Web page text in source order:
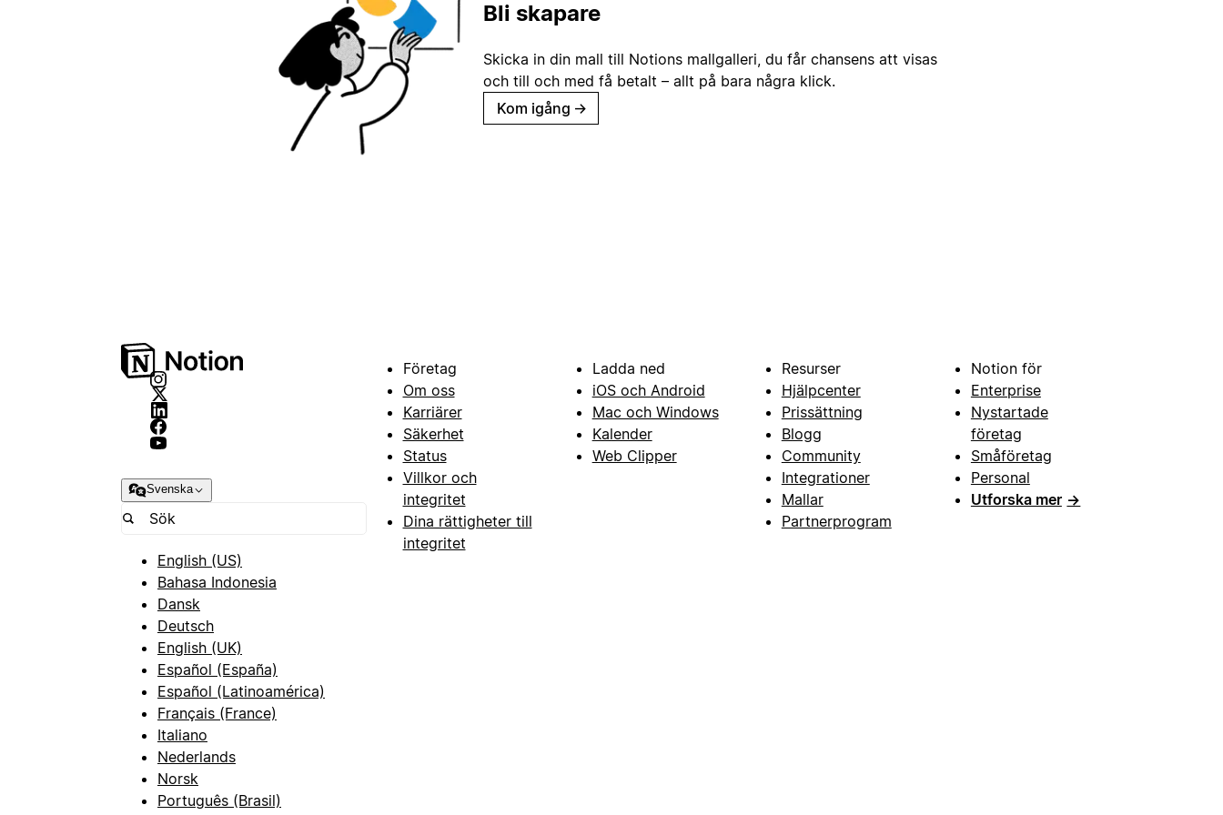
Bli skapare
Skicka in din mall till Notions mallgalleri, du får chansens att visas
och till och med få betalt – allt på bara några klick.
Kom igång →
Svenska
English (US)
Bahasa Indonesia
Dansk
Deutsch
English (UK)
Español (España)
Español (Latinoamérica)
Français (France)
Italiano
Nederlands
Norsk
Português (Brasil)
Företag
Om oss
Karriärer
Säkerhet
Status
Villkor och
integritet
Dina rättigheter till
integritet
Ladda ned
iOS och Android
Mac och Windows
Kalender
Web Clipper
Resurser
Hjälpcenter
Prissättning
Blogg
Community
Integrationer
Mallar
Partnerprogram
Notion för
Enterprise
Nystartade
företag
Småföretag
Personal
Utforska mer →